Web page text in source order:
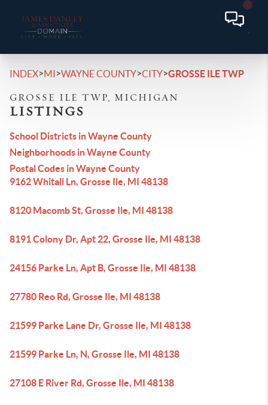
INDEX>MI>WAYNE COUNTY>CITY>GROSSE ILE TWP
GROSSE ILE TWP, MICHIGAN
LISTINGS
School Districts in Wayne County
Neighborhoods in Wayne County
Postal Codes in Wayne County
9162 Whitall Ln, Grosse Ile, MI 48138
8120 Macomb St, Grosse Ile, MI 48138
8191 Colony Dr, Apt 22, Grosse Ile, MI 48138
24156 Parke Ln, Apt B, Grosse Ile, MI 48138
27780 Reo Rd, Grosse Ile, MI 48138
21599 Parke Lane Dr, Grosse Ile, MI 48138
21599 Parke Ln, N, Grosse Ile, MI 48138
27108 E River Rd, Grosse Ile, MI 48138